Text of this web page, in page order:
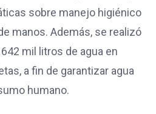
sobre manejo higiénico
manos. Además, se realizó
mil litros de agua en
a fin de garantizar agua
humano.